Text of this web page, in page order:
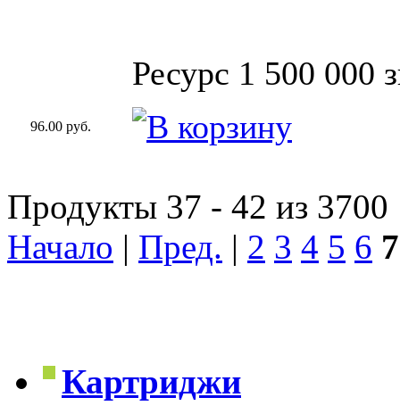
Ресурс 1 500 000
96.00 руб.
Продукты 37 - 42 из 3700
Начало | Пред. | 2 3 4 5 6 7
Картриджи